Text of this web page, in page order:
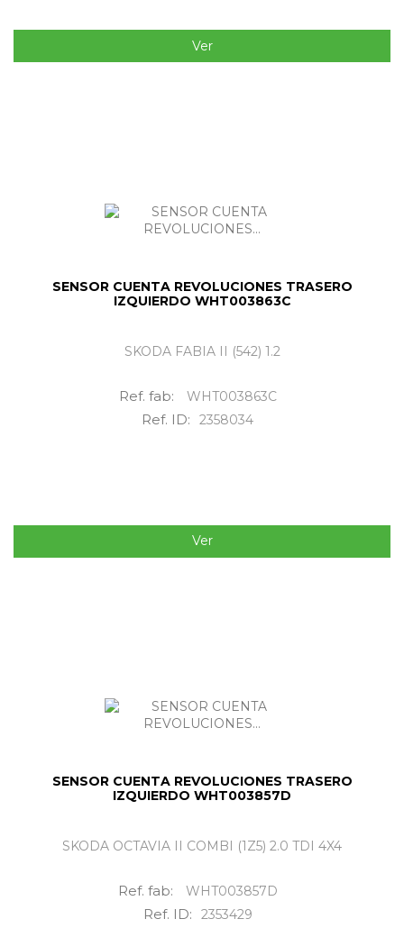
Ver
SENSOR CUENTA REVOLUCIONES TRASERO
IZQUIERDO WHT003863C
SKODA FABIA II (542) 1.2
Ref. fab: WHT003863C
Ref. ID: 2358034
Ver
SENSOR CUENTA REVOLUCIONES TRASERO
IZQUIERDO WHT003857D
SKODA OCTAVIA II COMBI (1Z5) 2.0 TDI 4X4
Ref. fab: WHT003857D
Ref. ID: 2353429